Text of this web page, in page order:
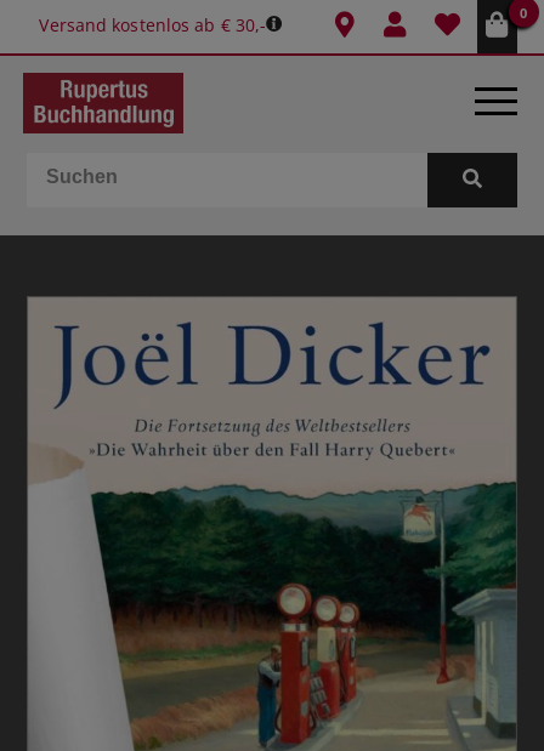
Versand kostenlos ab € 30,-
0
BÜCHER
SPIELE
GESCHENKIDEEN & MEHR
SCHULE & BÜRO
BUCHTIPPS